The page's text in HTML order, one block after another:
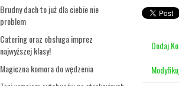
Brudny dach to już dla ciebie nie
problem
Catering oraz obsługa imprez
najwyższej klasy!
Magiczna komora do wędzenia
Dodaj